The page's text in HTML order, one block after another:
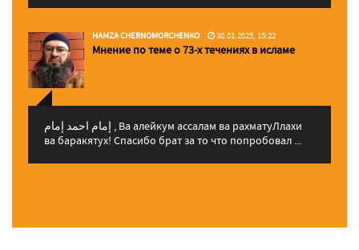
HAMZA CHERNOMORCHENKO 30.01.2025, 15:22
Мнение по теме о 73-х течениях в исламе
إمام احمد إمام , Ва алейкум ассалам ва рахматуЛлахи
ва баракятух! Спасибо брат за то что попробовал ...